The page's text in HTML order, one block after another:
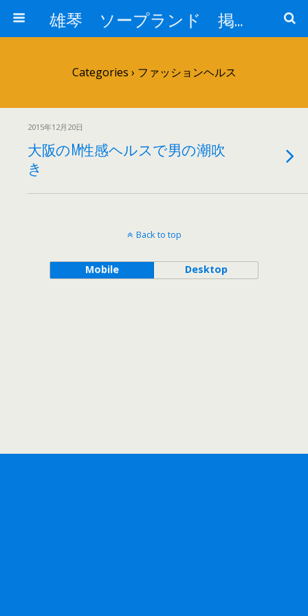
雄琴 ソープランド 掲示板
Categories › ファッションヘルス
2015年12月20日
大阪のM性感ヘルスで男の潮吹
き
Back to top
Mobile Desktop